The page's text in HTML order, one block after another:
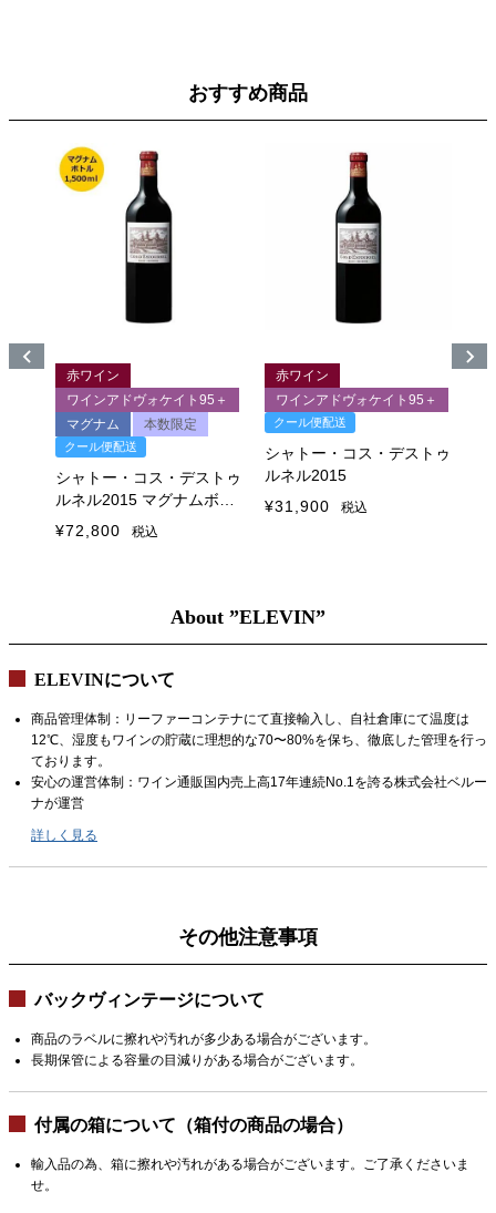
おすすめ商品
赤ワイン
ワインアドヴォケイト95＋
マグナム
本数限定
クール便配送
シャトー・コス・デストゥ
ルネル2015 マグナムボト
ル
¥72,800 税込
赤ワイン
ワインアドヴォケイト95＋
クール便配送
シャトー・コス・デストゥ
ルネル2015
¥31,900 税込
About ”ELEVIN”
ELEVINについて
商品管理体制：リーファーコンテナにて直接輸入し、自社倉庫にて温度は
12℃、湿度もワインの貯蔵に理想的な70〜80%を保ち、徹底した管理を行っ
ております。
安心の運営体制：ワイン通販国内売上高17年連続No.1を誇る株式会社ベルー
ナが運営
詳しく見る
その他注意事項
バックヴィンテージについて
商品のラベルに擦れや汚れが多少ある場合がございます。
長期保管による容量の目減りがある場合がございます。
付属の箱について（箱付の商品の場合）
輸入品の為、箱に擦れや汚れがある場合がございます。ご了承くださいま
せ。